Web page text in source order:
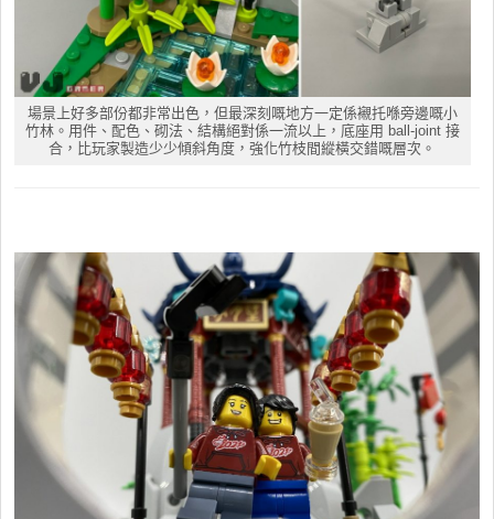
場景上好多部份都非常出色，但最深刻嘅地方一定係襯托喺旁邊嘅小
竹林。用件、配色、砌法、結構絕對係一流以上，底座用 ball-joint 接
合，比玩家製造少少傾斜角度，強化竹枝間縱橫交錯嘅層次。